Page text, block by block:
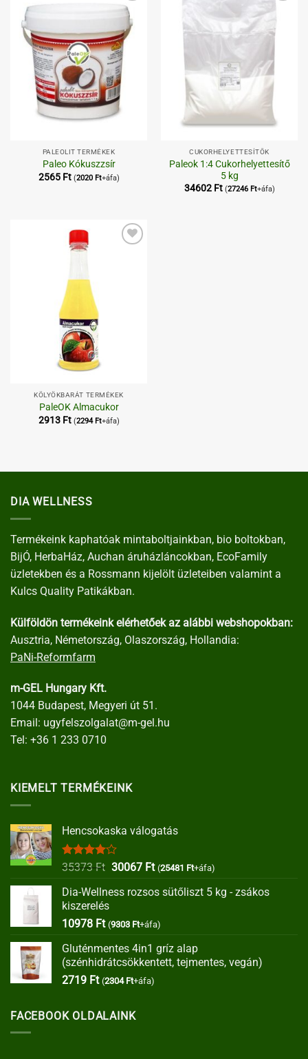
Kedvenceimhez
PALEOLIT TERMÉKEK
Paleo Kókuszzsír
2565 Ft (2020 Ft+áfa)
Kedvenceimhez
CUKORHELYETTESÍTŐK
Paleok 1:4 Cukorhelyettesítő
5 kg
34602 Ft (27246 Ft+áfa)
Kedvenceimhez
KÖLYÖKBARÁT TERMÉKEK
PaleOK Almacukor
2913 Ft (2294 Ft+áfa)
DIA WELLNESS
Termékeink kaphatóak mintaboltjainkban, bio boltokban,
BijÓ, HerbaHáz, Auchan áruházláncokban, EcoFamily
üzletekben és a Rossmann kijelölt üzleteiben valamint a
Kulcs Quality Patikákban.
Külföldön termékeink elérhetőek az alábbi webshopokban:
Ausztria, Németország, Olaszország, Hollandia:
PaNi-Reformfarm
m-GEL Hungary Kft.
1044 Budapest, Megyeri út 51.
Email: ugyfelszolgalat@m-gel.hu
Tel: +36 1 233 0710
KIEMELT TERMÉKEINK
Hencsokaska válogatás
Értékelés:
35373Ft Original
was:
30067 FtCurrent
is:
(25481 Ft+áfa)
Dia-Wellness rozsos sütőliszt 5 kg - zsákos
kiszerelés
10978 Ft (9303 Ft+áfa)
Gluténmentes 4in1 gríz alap
(szénhidrátcsökkentett, tejmentes, vegán)
2719 Ft (2304 Ft+áfa)
FACEBOOK OLDALAINK